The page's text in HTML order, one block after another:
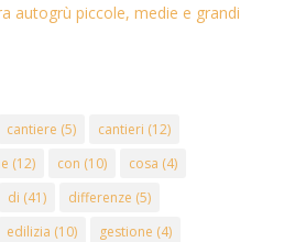
autogrù piccole, medie e grandi
cantiere (5) cantieri (12)
(12) con (10) cosa (4)
di (41) differenze (5)
edilizia (10) gestione (4)